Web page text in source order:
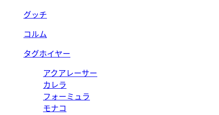
グッチ
コルム
タグホイヤー
アクアレーサー
カレラ
フォーミュラ
モナコ